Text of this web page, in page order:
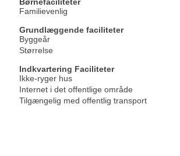
Børnefaciliteter
Familievenlig
Grundlæggende faciliteter
Byggeår
Størrelse
Indkvartering Faciliteter
Ikke-ryger hus
Internet i det offentlige område
Tilgængelig med offentlig transport